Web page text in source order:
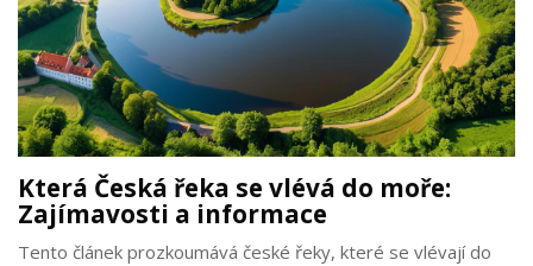
Která Česká řeka se vlévá do moře:
Zajímavosti a informace
Tento článek prozkoumává české řeky, které se vlévají do